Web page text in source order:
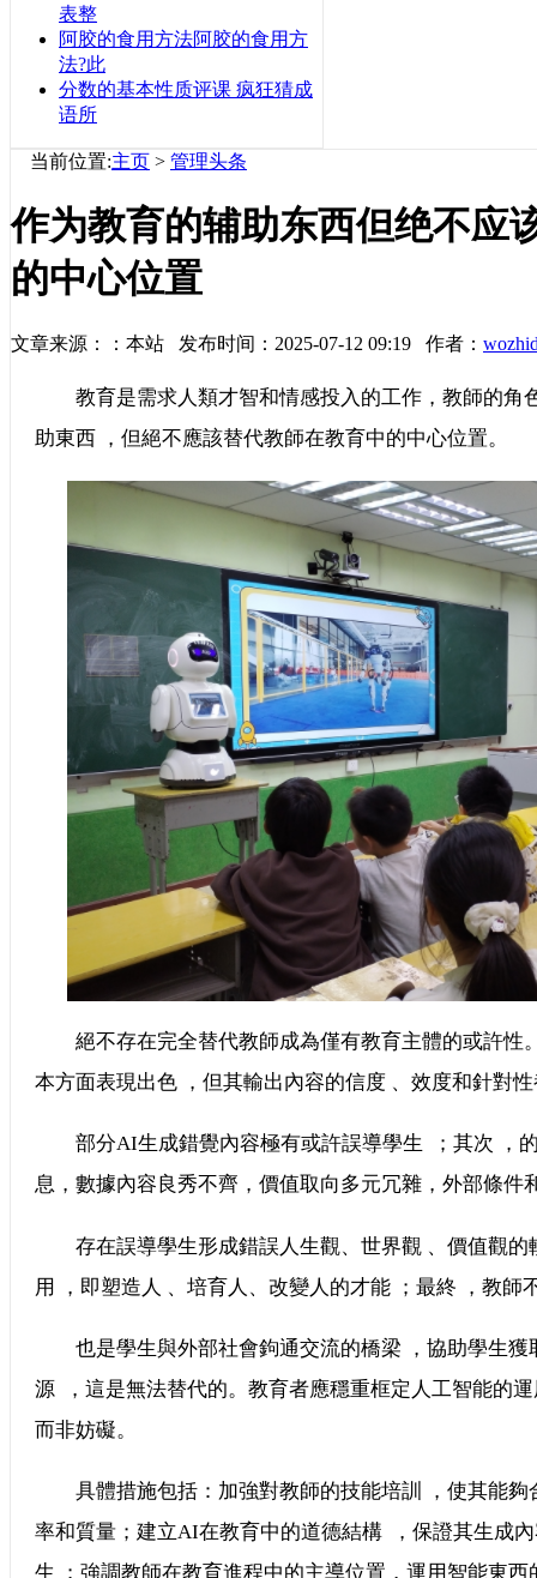
表整
阿胶的食用方法阿胶的食用方
法?此
分数的基本性质评课 疯狂猜成
语所
当前位置:主页 > 管理头条
作为教育的辅助东西但绝不应
的中心位置
文章来源：：本站 发布时间：2025-07-12 09:19 作者：
教育是需求人類才智和情感投入的工作，教師的角
助東西 ，但絕不應該替代教師在教育中的中心位置。
絕不存在完全替代教師成為僅有教育主體的或許性
本方面表現出色 ，但其輸出內容的信度 、效度和針對
部分AI生成錯覺內容極有或許誤導學生  ；其次 ，
息，數據內容良秀不齊，價值取向多元冗雜，外部條件和
存在誤導學生形成錯誤人生觀、世界觀 、價值觀的較大
用 ，即塑造人 、培育人、改變人的才能 ；最終 ，教
也是學生與外部社會鉤通交流的橋梁 ，協助學生
源  ，這是無法替代的。教育者應穩重框定人工智能
而非妨礙。
具體措施包括：加強對教師的技能培訓 ，使其能夠
率和質量；建立AI在教育中的道德結構  ，保證其生
生 ；強調教師在教育進程中的主導位置，運用智能東